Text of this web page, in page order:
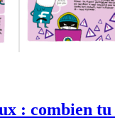
: combien